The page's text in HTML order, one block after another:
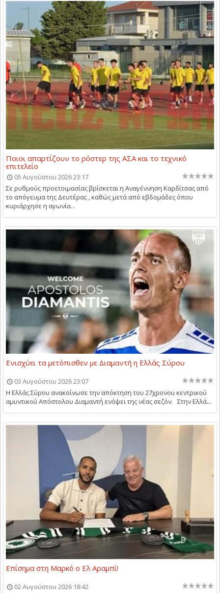
Ποιοι απαρτίζουν το ρόστερ της ΑΣΑ και το τεχνικό
επιτελείο
05 Αυγούστου 2026 23:17
Σε ρυθμούς προετοιμασίας βρίσκεται η Αναγέννηση Καρδίτσας από
το απόγευμα της Δευτέρας , καθώς μετά από εβδομάδες όπου
κυριάρχησε η αγωνία...
Ενισχύει τα μετόπισθεν με Διαμαντή η Ελλάς Σύρου
03 Αυγούστου 2026 23:07
Η Ελλάς Σύρου ανακοίνωσε την απόκτηση του 27χρονου κεντρικού
αμυντικού Απόστολου Διαμαντή ενόψει της νέας σεζόν. Στην Ελλά...
Επίσημα στη Μαρκό ο Ελ Αραμπί!
02 Αυγούστου 2026 18:42